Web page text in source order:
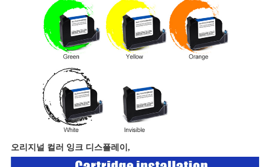
오리지널 컬러 잉크 디스플레이,